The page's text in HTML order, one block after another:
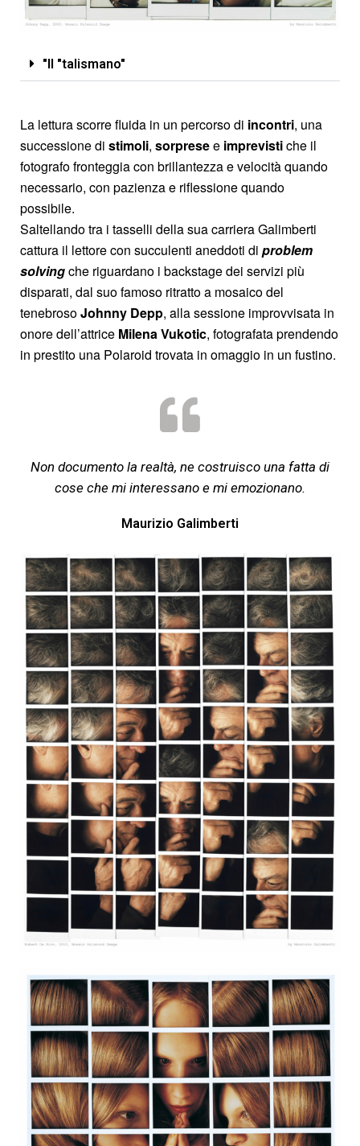
"Il "talismano"
La lettura scorre fluida in un percorso di incontri, una
successione di stimoli, sorpresee imprevistiche il
fotografo fronteggia con brillantezza e velocità quando
necessario, con pazienza e riflessione quando
possibile.
Saltellando tra i tasselli della sua carriera Galimberti
cattura il lettore con succulenti aneddoti di problem
solvingche riguardano i backstage dei servizi più
disparati, dal suo famoso ritratto a mosaico del
tenebrosoJohnny Depp, alla sessione improvvisata in
onore dell’attrice Milena Vukotic, fotografata prendendo
in prestito una Polaroid trovata in omaggio in un fustino.
Non documento la realtà, ne costruisco una fatta di
cose che mi interessano e mi emozionano.
Maurizio Galimberti